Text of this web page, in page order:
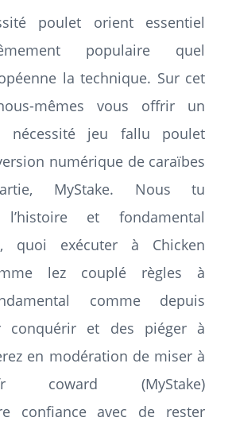
poulet orient essentiel
populaire quel
la technique. Sur cet
mêmes vous offrir un
nécessité jeu fallu poulet
numérique de caraïbes
MyStake. Nous tu
l’histoire et fondamental
quoi exécuter à Chicken
lez couplé règles à
comme depuis
conquérir et des piéger à
en modération de miser à
coward (MyStake)
confiance avec de rester